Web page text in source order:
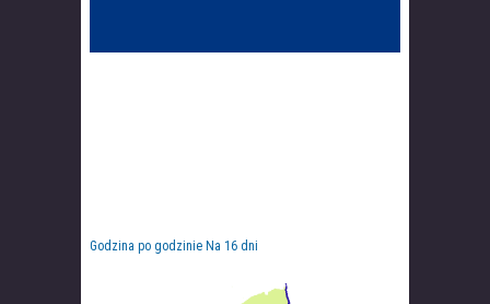
Godzina po godzinie Na 16 dni